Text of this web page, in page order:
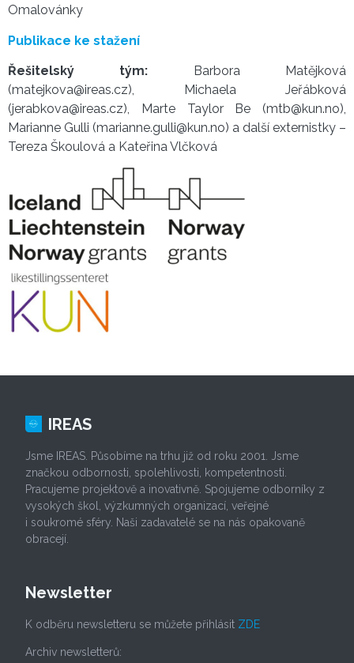
Omalovánky
Publikace ke stažení
Řešitelský tým: Barbora Matějková
(matejkova@ireas.cz), Michaela Jeřábková
(jerabkova@ireas.cz), Marte Taylor Be (mtb@kun.no),
Marianne Gulli (marianne.gulli@kun.no) a další externistky –
Tereza Škoulová a Kateřina Vlčková
IREAS
Jsme IREAS. Působíme na trhu již od roku 2001. Jsme
značkou odbornosti, spolehlivosti, kompetentnosti.
Pracujeme projektově a inovativně. Spojujeme odborníky z
vysokých škol, výzkumných organizací, veřejné
i soukromé sféry. Naši zadavatelé se na nás opakovaně
obracejí.
Newsletter
K odběru newsletteru se můžete přihlásit ZDE
Archiv newsletterů: